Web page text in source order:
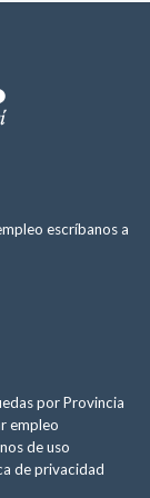
escríbanos a
por Provincia
empleo
de uso
de privacidad